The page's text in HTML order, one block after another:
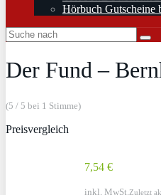
Hörbuch Gutscheine
Der Fund –
(5 / 5 bei 1 Stimme)
Preisvergleich
7,54 €
inkl. MwSt. Zuletzt